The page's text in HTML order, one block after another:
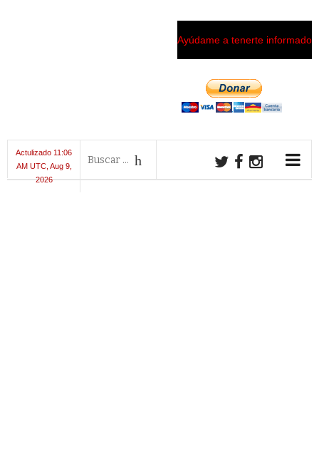
Ayúdame a tenerte informado
Actulizado 11:06
AM UTC, Aug 9,
2026